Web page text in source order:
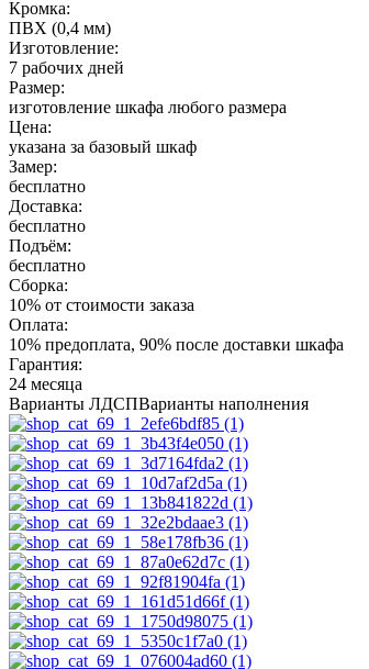
Кромка:
ПВХ (0,4 мм)
Изготовление:
7 рабочих дней
Размер:
изготовление шкафа любого размера
Цена:
указана за базовый шкаф
Замер:
бесплатно
Доставка:
бесплатно
Подъём:
бесплатно
Сборка:
10% от стоимости заказа
Оплата:
10% предоплата, 90% после доставки шкафа
Гарантия:
24 месяца
Варианты ЛДСПВарианты наполнения